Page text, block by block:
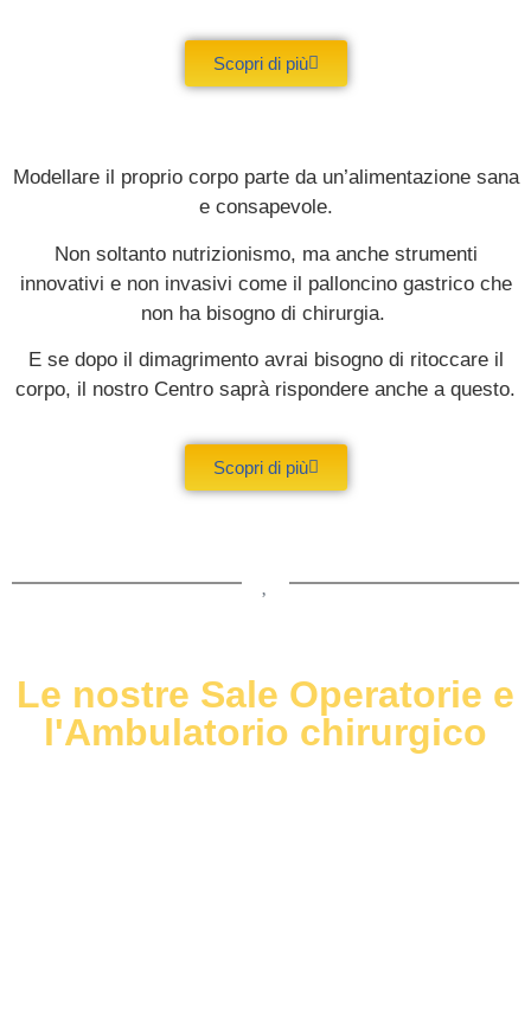
Scopri di più
Modellare il proprio corpo parte da un’alimentazione sana
e consapevole.
Non soltanto nutrizionismo, ma anche strumenti
innovativi e non invasivi come il palloncino gastrico che
non ha bisogno di chirurgia.
E se dopo il dimagrimento avrai bisogno di ritoccare il
corpo, il nostro Centro saprà rispondere anche a questo.
Scopri di più
Le nostre Sale Operatorie e
l'Ambulatorio chirurgico